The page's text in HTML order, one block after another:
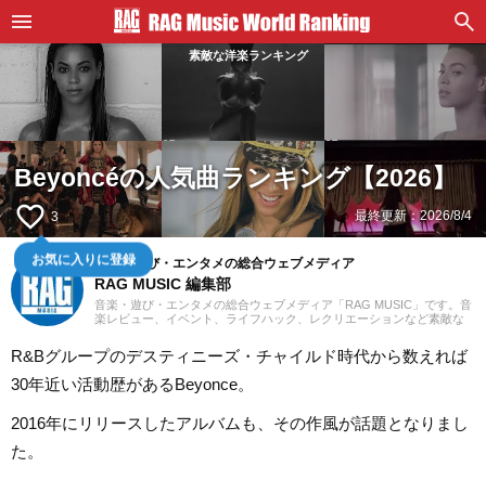
素敵な洋楽ランキング
Beyoncéの人気曲ランキング【2026】
favorite_border 3
お気に入りに登録
最終更新：2026/8/4
音楽・遊び・エンタメの総合ウェブメディア
RAG MUSIC 編集部
音楽・遊び・エンタメの総合ウェブメディア「RAG MUSIC」です。音
楽レビュー、イベント、ライフハック、レクリエーションなど素敵な
R&Bグループのデスティニーズ・チャイルド時代から数えれば
30年近い活動歴があるBeyonce。
2016年にリリースしたアルバムも、その作風が話題となりまし
た。